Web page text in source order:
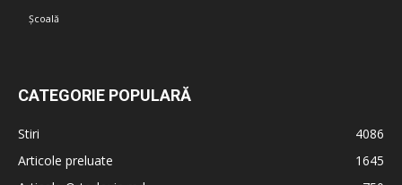
Școală
CATEGORIE POPULARĂ
Stiri
4086
Articole preluate
1645